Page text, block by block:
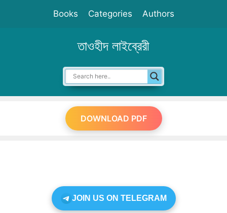
Books Categories Authors
তাওহীদ লাইব্রেরী
DOWNLOAD PDF
JOIN US ON TELEGRAM